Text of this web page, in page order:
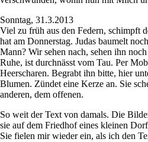
Sonntag, 31.3.2013
Viel zu früh aus den Federn, schimpft
hat am Donnerstag. Judas baumelt
Mann? Wir sehen nach, sehen ihn
Ruhe, ist durchnässt vom Tau. Per
Heerscharen. Begrabt ihn bitte, hier
Blumen. Zündet eine Kerze an. Sie
anderen, dem offenen.
So weit der Text von damals. Die
sie auf dem Friedhof eines kleinen
Sie fielen mir wieder ein, als ich den